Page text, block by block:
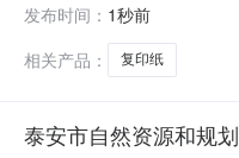
金浩海办公用品
发布时间： 1秒前
相关产品：
复印纸
泰安市自然资源和规